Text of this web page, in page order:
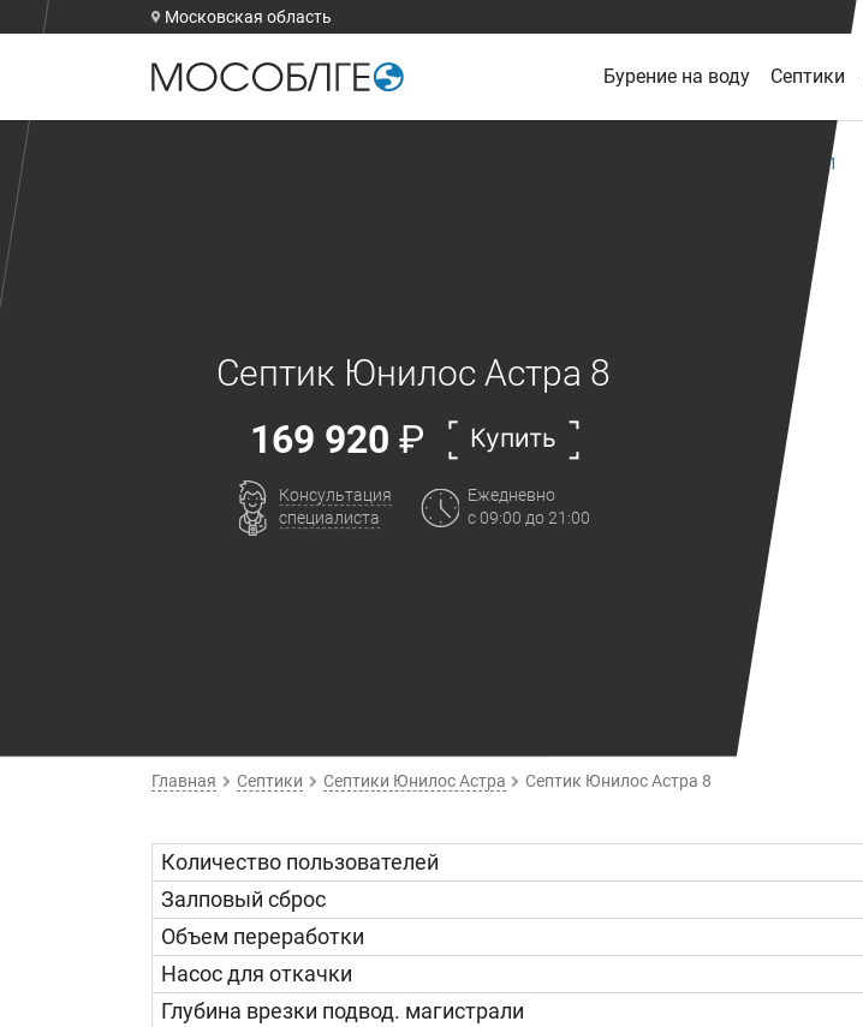
Московская область
Бурение на воду Септики
Септик Юнилос Астра 8
169 920 ₽ Купить
Консультация
специалиста
Ежедневно
с 09:00 до 21:00
Главная Септики Септики Юнилос Астра Септик Юнилос Астра 8
Количество пользователей
Залповый сброс
Объем переработки
Насос для откачки
Глубина врезки подвод. магистрали